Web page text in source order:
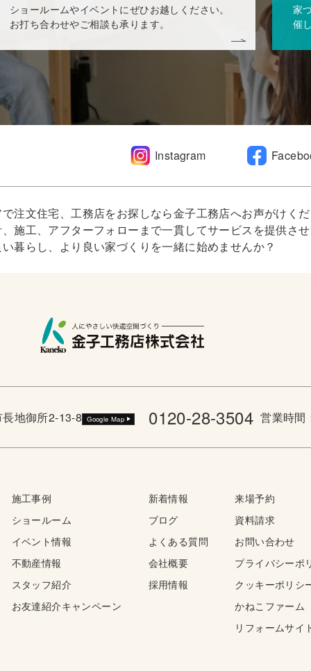
ショールームやイベントにぜひお越しください。
お打ち合わせやご相談も承ります。
家
催
Instagram
注文住宅、工務店をお探しなら金子工務店へお声がけくだ
施工、アフターフォローまで一貫してサービスを提供させ
い暮らし、より良い家づくりを一緒に始めませんか？
地御所2-13-8 Google Map 0120-28-3504 営業時間
施工事例
ショールーム
イベント情報
不動産情報
スタッフ紹介
お友達紹介キャンペーン
新着情報
ブログ
よくある質問
会社概要
採用情報
来場予約
資料請求
お問い合わせ
プライバシーポ
クッキーポリシ
かねこファーム
リフォームサイ